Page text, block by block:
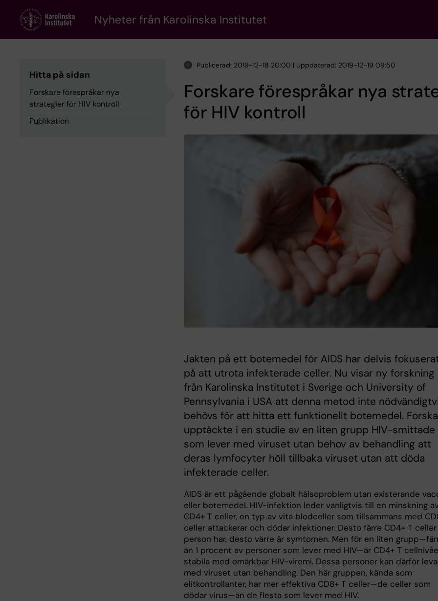
content
Nyheter från Karolinska Institutet
Hitta på sidan
Forskare förespråkar nya
strategier för HIV kontroll
Publikation
Publicerad: 2019-12-18 20:00 | Uppdaterad: 2019-12-19 09:50
Forskare förespråkar nya
för HIV kontroll
Jakten på ett botemedel för AIDS har delvis
på att utrota infekterade celler. Nu visar ny forskning
från Karolinska Institutet i Sverige och University of
Pennsylvania i USA att denna metod inte
behövs för att hitta ett funktionellt botemedel.
upptäckte i en studie av en liten grupp HIV-smittade
som lever med viruset utan behov av behandling att
deras lymfocyter höll tillbaka viruset utan att döda
infekterade celler.
AIDS är ett pågående globalt hälsoproblem utan existerande
eller botemedel. HIV-infektion leder vanligtvis till en minskning av
CD4+ T celler, en typ av vita blodceller som tillsammans med
celler attackerar och dödar infektioner. Desto färre CD4+ T
person har, desto värre är symtomen. Men för en liten
än 1 procent av personer som lever med HIV—är CD4+ T
stabila med omärkbar HIV-viremi. Dessa personer kan därför leva
med viruset utan behandling. Den här gruppen, kända som
elitkontrollanter, har mer effektiva CD8+ T celler—de celler som
dödar virus—än de flesta som lever med HIV.